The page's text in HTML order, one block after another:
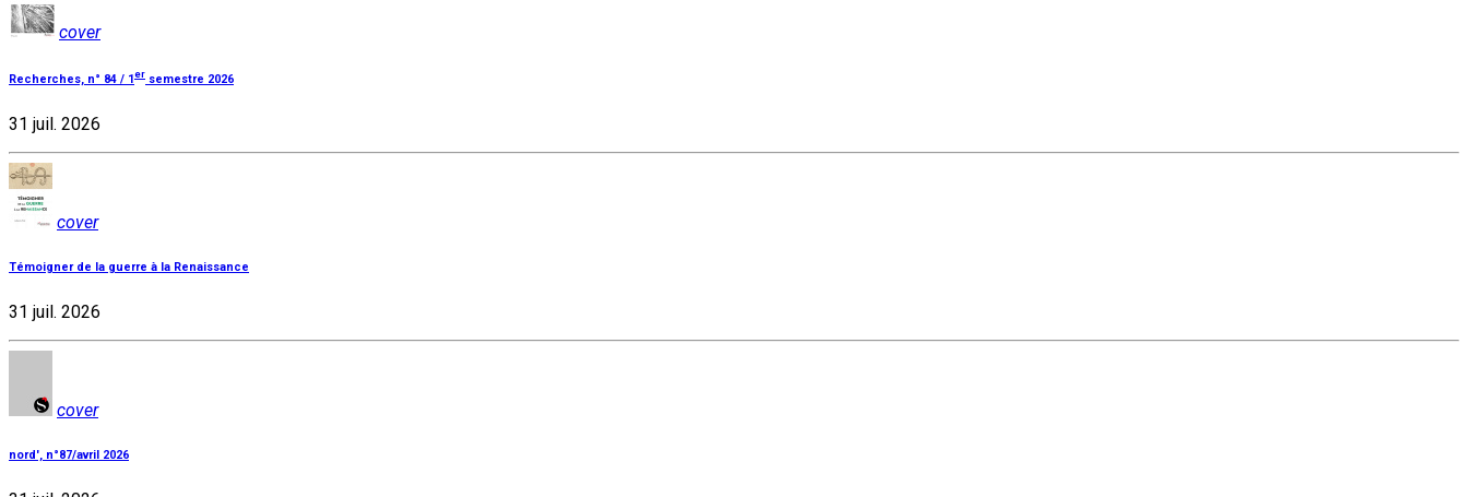
cover
Recherches, n° 84 / 1 er semestre 2026
31 juil. 2026
cover
Témoigner de la guerre à la Renaissance
31 juil. 2026
cover
nord', n°87/avril 2026